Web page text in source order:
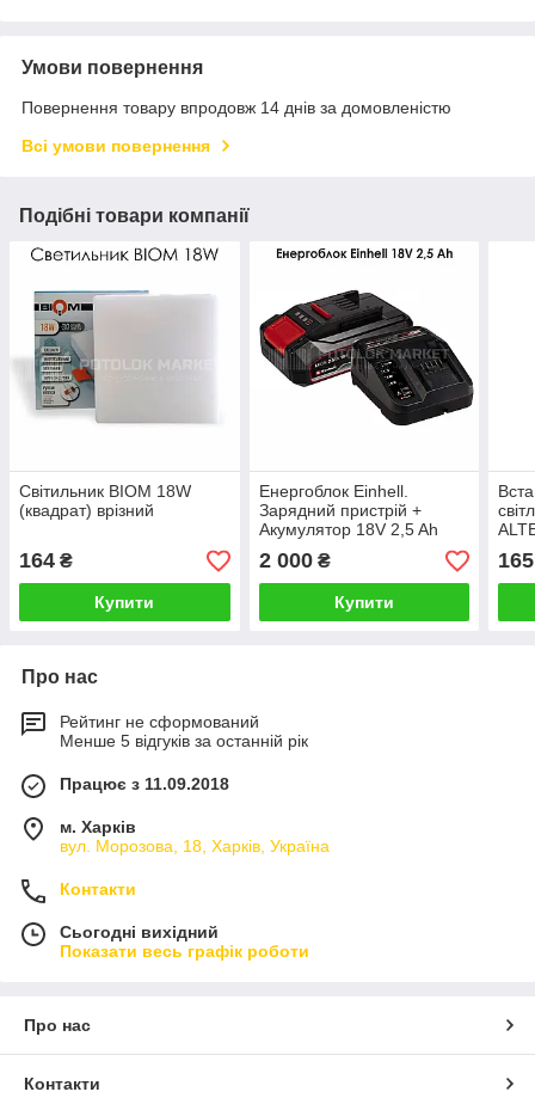
Умови повернення
Повернення товару впродовж 14 днів за домовленістю
Всі умови повернення
Подібні товари компанії
Світильник BIOM 18W
(квадрат) врізний
164 ₴
Купити
Енергоблок Einhell.
Зарядний пристрій +
Акумулятор 18V 2,5 Ah
2 000₴
Купити
165
Про нас
Рейтинг не сформований
Менше 5 відгуків за останній рік
Працює з 11.09.2018
м. Харків
вул. Морозова, 18, Харків, Україна
Контакти
Сьогодні вихідний
Показати весь графік роботи
Про нас
Контакти